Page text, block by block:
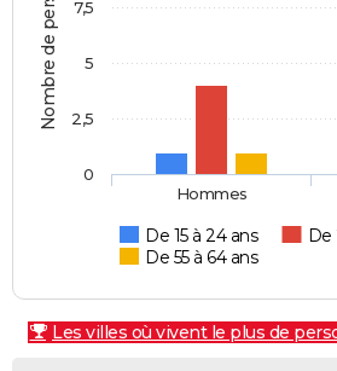
De 15 à 24 ans
De
De 55 à 64 ans
Hommes
0
2,5
5
7,5
Les villes où vivent le plus de